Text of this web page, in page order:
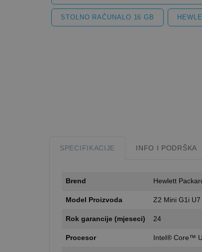
STOLNO RAČUNALO 16 GB
SPECIFIKACIJE INFO I PODRŠKA
Brend Hewlett
Model Proizvoda Z2 Mini G1i
Rok garancije (mjeseci) 24
Procesor Intel® Core™